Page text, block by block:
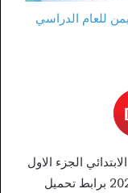
للعام الدراسي
الجزء الاول
الجديد للعام الدراسي 2026 برابط تحميل